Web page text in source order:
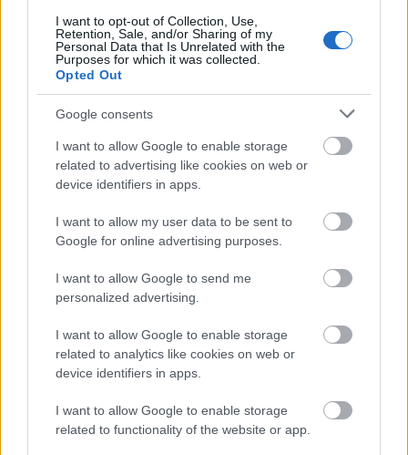
I want to opt-out of Collection, Use,
Retention, Sale, and/or Sharing of my
Personal Data that Is Unrelated with the
Purposes for which it was collected.
Opted Out
Google consents
I want to allow Google to enable storage
related to advertising like cookies on web or
device identifiers in apps.
I want to allow my user data to be sent to
Google for online advertising purposes.
I want to allow Google to send me
personalized advertising.
I want to allow Google to enable storage
related to analytics like cookies on web or
device identifiers in apps.
I want to allow Google to enable storage
related to functionality of the website or app.
sargājam Latviju?
2021. gada 1. marts
sargājam Latviju?
2021. gada 22. februāris
00:25:06
sargājam Latviju?
2021. gada 15. februāris
Pievienot komentāru
Populārākie video